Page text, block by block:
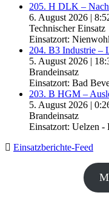
205. H DLK –
6. August 2026 |
Technischer Einsatz
Einsatzort:
204. B3 Industrie –
5. August 2026 |
Brandeinsatz
Einsatzort: Bad
203. B HGM –
5. August 2026 |
Brandeinsatz
Einsatzort: Uelzen -
Einsatzberichte-Feed